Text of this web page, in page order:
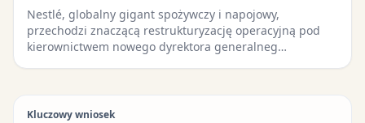
Nestlé, globalny gigant spożywczy i napojowy,
przechodzi znaczącą restrukturyzację operacyjną pod
kierownictwem nowego dyrektora generalneg…
Kluczowy wniosek